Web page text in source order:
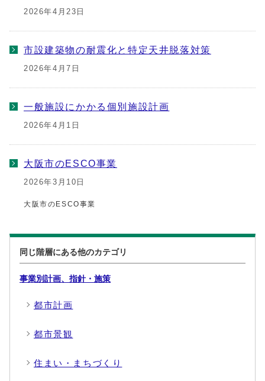
2026年4月23日
市設建築物の耐震化と特定天井脱落対策
2026年4月7日
一般施設にかかる個別施設計画
2026年4月1日
大阪市のESCO事業
2026年3月10日
大阪市のESCO事業
同じ階層にある他のカテゴリ
事業別計画、指針・施策
都市計画
都市景観
住まい・まちづくり